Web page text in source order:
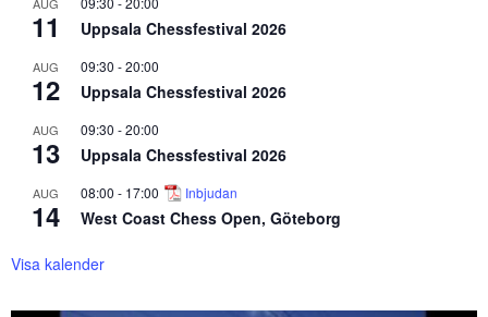
11 Uppsala Chessfestival 2026
AUG
12
09:30 -20:00
Uppsala Chessfestival 2026
AUG
13
09:30 -20:00
Uppsala Chessfestival 2026
AUG
14
08:00 - 17:00 Inbjudan
West Coast Chess Open, Göteborg
Visa kalender